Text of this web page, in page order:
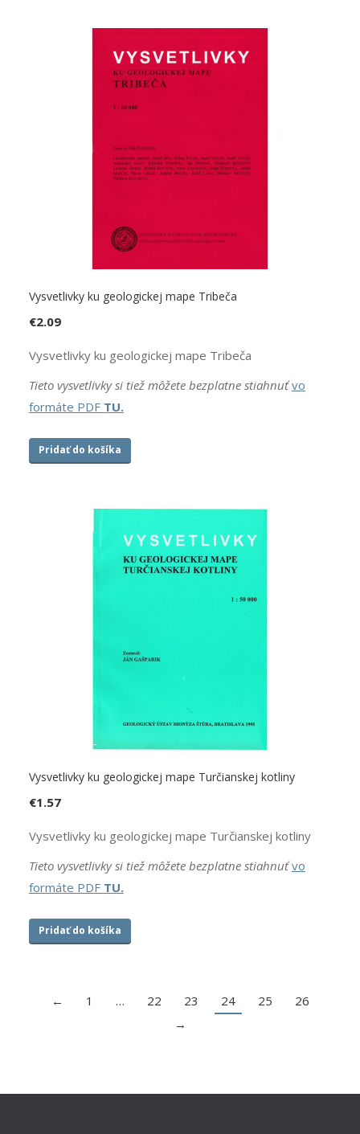
Vysvetlivky ku geologickej mape Tribeča
€2.09
Vysvetlivky ku geologickej mape Tribeča
Tieto vysvetlivky si tiež môžete bezplatne stiahnuť vo
formáte PDF TU.
Pridať do košíka
Vysvetlivky ku geologickej mape Turčianskej kotliny
€1.57
Vysvetlivky ku geologickej mape Turčianskej kotliny
Tieto vysvetlivky si tiež môžete bezplatne stiahnuť vo
formáte PDF TU.
Pridať do košíka
← 1 … 22 23 24 25
26
→